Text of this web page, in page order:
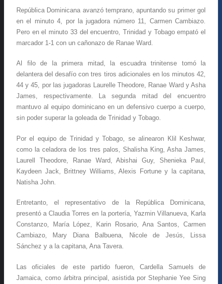
República Dominicana avanzó temprano, apuntando su primer gol
en el minuto 4, por la jugadora número 11, Carmen Cambiazo.
Pero en el minuto 33 del encuentro, Trinidad y Tobago empató el
marcador 1-1 con un cañonazo de Ranae Ward.
Al filo de la primera mitad, la escuadra trinitense tomó la
delantera del desafío con tres tiros adicionales en los minutos 42,
44 y 45, por las jugadoras Laurelle Theodore, Ranae Ward y Asha
James, respectivamente. La segunda mitad del encuentro
mantuvo al equipo dominicano en un defensivo cuerpo a cuerpo,
sin poder superar la goleada de Trinidad y Tobago.
Por el equipo de Trinidad y Tobago, se alinearon Klil Keshwar,
como la celadora de los tres palos, Shalisha King, Asha James,
Laurell Theodore, Ranae Ward, Abishai Guy, Shenieka Paul,
Kaydeen Jack, Brittney Williams, Alexis Fortune y la capitana,
Natisha John.
Entretanto, el representativo de la República Dominicana,
presentó a Claudia Torres en la portería, Yazmin Villanueva, Karla
Constanzo, María López, Karin Rosario, Ana Santos, Carmen
Cambiazo, Mary Diana Balbuena, Nicole de Jesús, Lissa
Sánchez y a la capitana, Ana Tavera.
Las oficiales de este partido fueron, Cardella Samuels de
Jamaica, como árbitra principal, asistida por Stephanie Yee Sing